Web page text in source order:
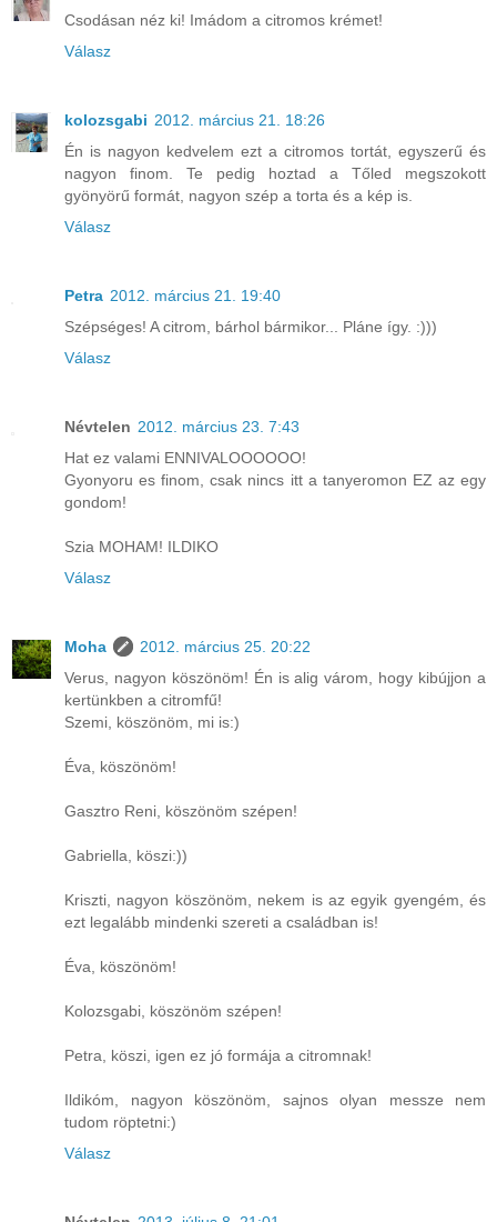
Csodásan néz ki! Imádom a citromos krémet!
Válasz
kolozsgabi 2012. március 21. 18:26
Én is nagyon kedvelem ezt a citromos tortát, egyszerű és
nagyon finom. Te pedig hoztad a Tőled megszokott
gyönyörű formát, nagyon szép a torta és a kép is.
Válasz
Petra 2012. március 21. 19:40
Szépséges! A citrom, bárhol bármikor... Pláne így. :)))
Válasz
Névtelen 2012. március 23. 7:43
Hat ez valami ENNIVALOOOOOO!
Gyonyoru es finom, csak nincs itt a tanyeromon EZ az egy
gondom!
Szia MOHAM! ILDIKO
Válasz
Moha
2012. március 25. 20:22
Verus, nagyon köszönöm! Én is alig várom, hogy kibújjon a
kertünkben a citromfű!
Szemi, köszönöm, mi is:)
Éva, köszönöm!
Gasztro Reni, köszönöm szépen!
Gabriella, köszi:))
Kriszti, nagyon köszönöm, nekem is az egyik gyengém, és
ezt legalább mindenki szereti a családban is!
Éva, köszönöm!
Kolozsgabi, köszönöm szépen!
Petra, köszi, igen ez jó formája a citromnak!
Ildikóm, nagyon köszönöm, sajnos olyan messze nem
tudom röptetni:)
Válasz